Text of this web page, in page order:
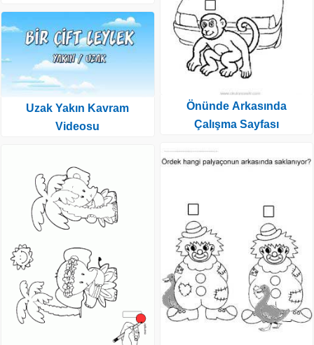
Uzak Yakın Kavram
Videosu
Önünde Arkasında
Çalışma Sayfası